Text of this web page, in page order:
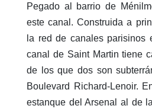
Pegado al barrio de
este canal. Construida a
la red de canales parisinos
canal de Saint Martin tiene
de los que dos son
Boulevard Richard-Lenoir.
estanque del Arsenal al de